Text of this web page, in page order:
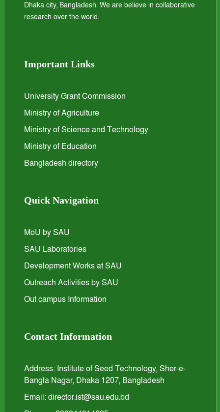
Dhaka city, Bangladesh. We are believe in collaborative
research over the world.
Important Links
University Grant Commission
Ministry of Agriculture
Ministry of Science and Technology
Ministry of Education
Bangladesh directory
Quick Navigation
MoU by SAU
SAU Laboratories
Development Works at SAU
Outreach Activities by SAU
Out campus Information
Contact Information
Address: Institute of Seed Technology, Sher-e-
Bangla Nagar, Dhaka 1207, Bangladesh
Email: director.ist@sau.edu.bd